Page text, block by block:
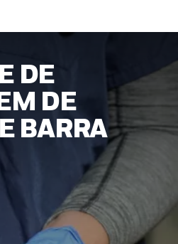
DE
DE
BARRA